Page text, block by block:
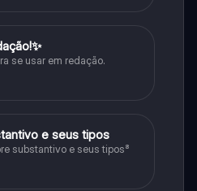
se usar em redação.
e seus tipos
substantivo e seus tipos⁸